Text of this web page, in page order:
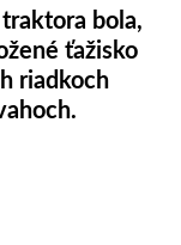
bola,
ťažisko
riadkoch